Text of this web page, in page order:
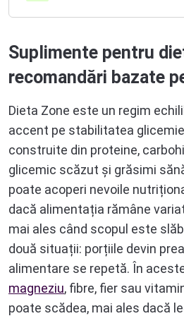
Seleniu
Zn Zinc
Mn Mangan
Suplimente pentru
recomandări bazate
Dieta Zone este un regim
accent pe stabilitatea
construite din proteine,
glicemic scăzut și grăsimi
poate acoperi nevoile
dacă alimentația rămâne
mai ales când scopul este
două situații: porțiile devin
alimentare se repetă. În
magneziu, fibre, fier sau
poate scădea, mai ales dacă